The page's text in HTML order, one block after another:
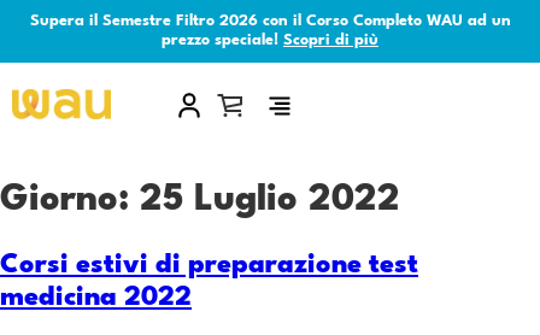
Supera il Semestre Filtro 2026 con il Corso Completo WAU ad un
prezzo speciale! Scopri di più
×
Giorno: 25 Luglio 2022
Corsi estivi di preparazione test
medicina 2022